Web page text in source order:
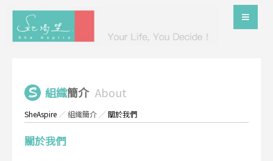
組織簡介 About
SheAspire ／組織簡介 ／關於我們
關於我們